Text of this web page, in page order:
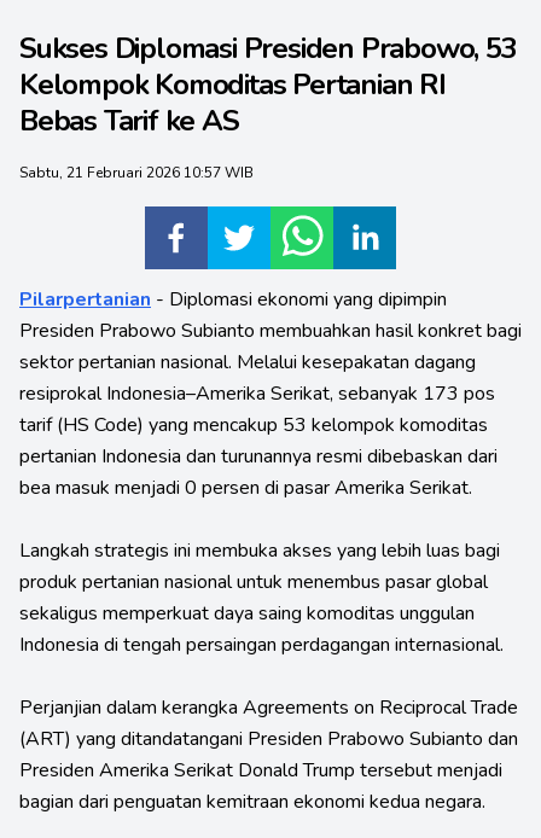
Sukses Diplomasi Presiden Prabowo, 53
Kelompok Komoditas Pertanian RI
Bebas Tarif ke AS
Sabtu, 21 Februari 2026 10:57 WIB
Pilarpertanian - Diplomasi ekonomi yang dipimpin
Presiden Prabowo Subianto membuahkan hasil konkret bagi
sektor pertanian nasional. Melalui kesepakatan dagang
resiprokal Indonesia–Amerika Serikat, sebanyak 173 pos
tarif (HS Code) yang mencakup 53 kelompok komoditas
pertanian Indonesia dan turunannya resmi dibebaskan dari
bea masuk menjadi 0 persen di pasar Amerika Serikat.
Langkah strategis ini membuka akses yang lebih luas bagi
produk pertanian nasional untuk menembus pasar global
sekaligus memperkuat daya saing komoditas unggulan
Indonesia di tengah persaingan perdagangan internasional.
Perjanjian dalam kerangka Agreements on Reciprocal Trade
(ART) yang ditandatangani Presiden Prabowo Subianto dan
Presiden Amerika Serikat Donald Trump tersebut menjadi
bagian dari penguatan kemitraan ekonomi kedua negara.